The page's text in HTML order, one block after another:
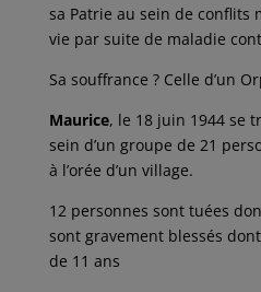
sa Patrie au sein de conflits
vie par suite de maladie
Sa souffrance ? Celle d’un
Maurice, le 18 juin 1944 se
sein d’un groupe de 21
à l’orée d’un village.
12 personnes sont tuées
sont gravement blessés
de 11 ans